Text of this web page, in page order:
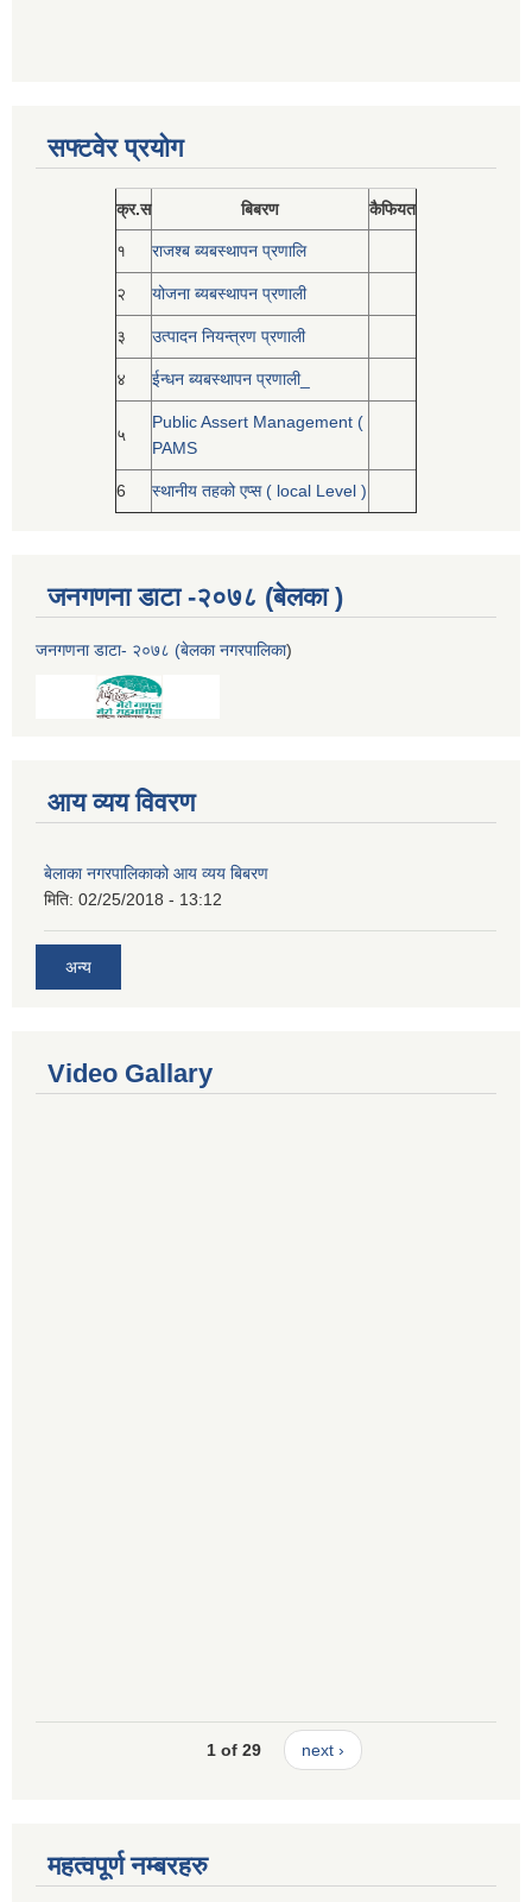
सफ्टवेर प्रयोग
क्र.स बिबरण कैफियत
१ राजश्ब ब्यबस्थापन प्रणालि
२ योजना ब्यबस्थापन प्रणाली
३ उत्पादन नियन्त्रण प्रणाली
४ ईन्धन ब्यबस्थापन प्रणाली_
५
Public Assert Management (
PAMS
6 स्थानीय तहको एप्स ( local Level )
जनगणना डाटा -२०७८ (बेलका )
जनगणना डाटा- २०७८ (बेलका नगरपालिका)
आय व्यय विवरण
बेलाका नगरपालिकाको आय व्यय बिबरण
मिति: 02/25/2018 - 13:12
अन्य
Video Gallary
1 of 29 next ›
महत्वपूर्ण नम्बरहरु